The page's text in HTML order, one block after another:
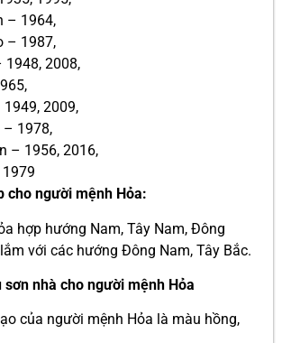
– 1964,
– 1987,
1948, 2008,
1949, 2009,
– 1978,
– 1956, 2016,
cho người mệnh Hỏa:
hợp hướng Nam, Tây Nam, Đông
với các hướng Đông Nam, Tây Bắc.
sơn nhà cho người mệnh Hỏa
của người mệnh Hỏa là màu hồng,